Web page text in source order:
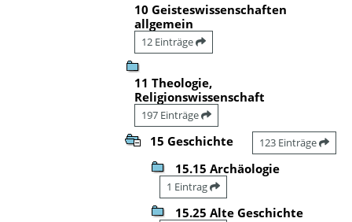
10 Geisteswissenschaften
allgemein
12 Einträge
11 Theologie,
Religionswissenschaft
197 Einträge
15 Geschichte 123 Einträge
15.15 Archäologie
1 Eintrag
15.25 Alte Geschichte